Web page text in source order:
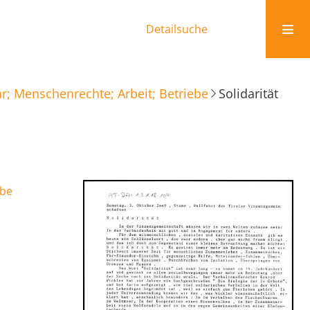
Detailsuche
Menschenrechte; Arbeit; Betriebe Solidarität